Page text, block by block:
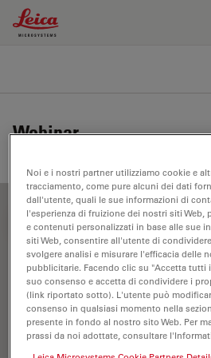
Leica Microsystems Logo
Webinar
FILTER ARTICLES
Laser Induced Breakdown
Noi e i nostri partner utilizziamo cookie e
tracciamento, come pure alcuni dei dati
dall'utente, quali le sue informazioni di
l'esperienza di fruizione dei nostri siti
e contenuti personalizzati in base alle sue
siti Web, consentire all'utente di
svolgere analisi e misurare l'efficacia delle
pubblicitarie. Facendo clic su "Accetta tutti
suo consenso e accetta di condividere i
(link riportato sotto). L'utente può
consenso in qualsiasi momento nella
presente in fondo al nostro sito Web. Per
prassi da noi adottate, consultare